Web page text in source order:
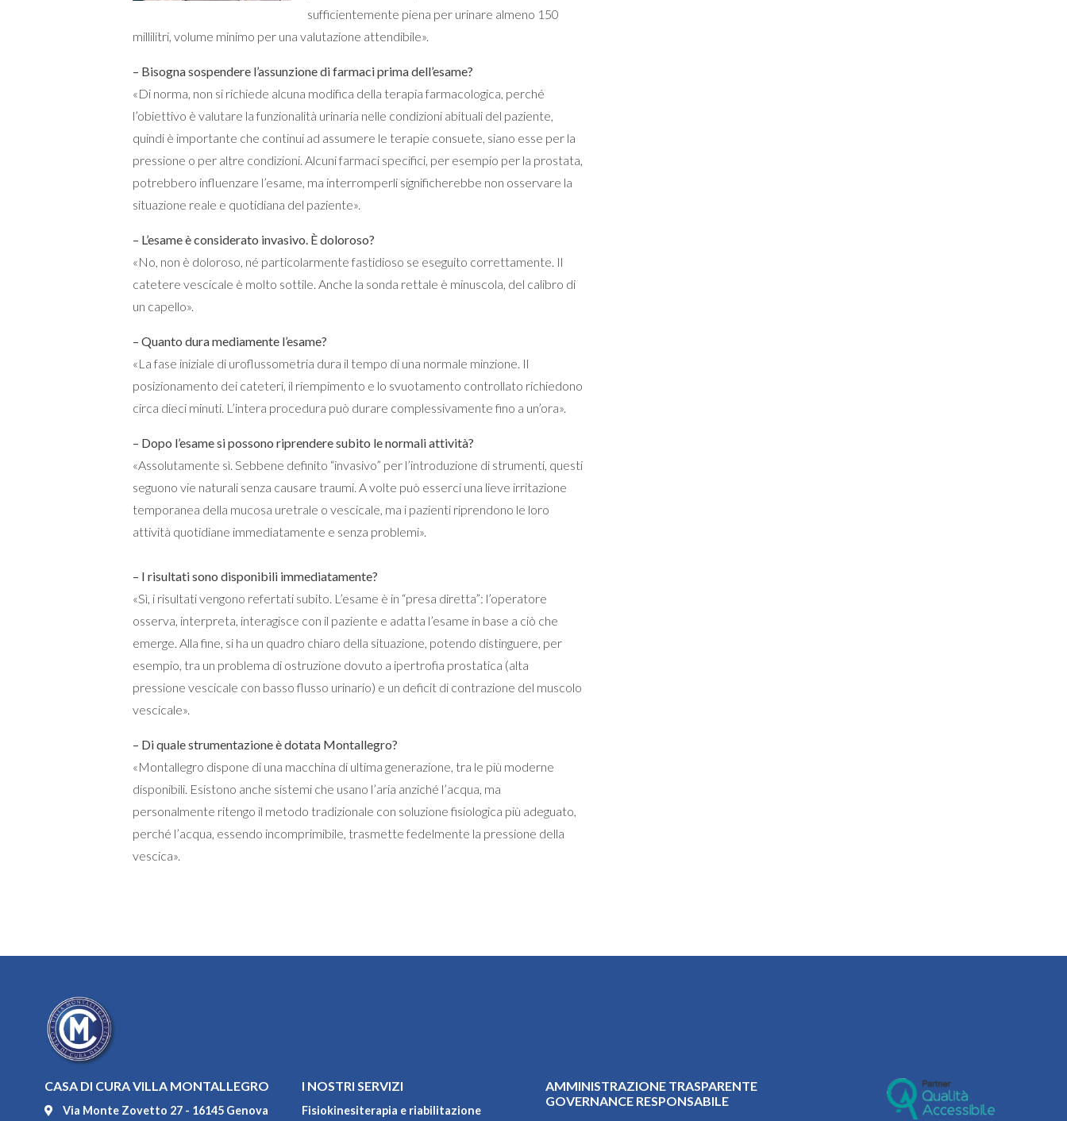
sufficientemente piena per urinare almeno 150
millilitri, volume minimo per una valutazione attendibile».
– Bisogna sospendere l’assunzione di farmaci prima dell’esame?
«Di norma, non si richiede alcuna modifica della terapia farmacologica, perché
l’obiettivo è valutare la funzionalità urinaria nelle condizioni abituali del paziente,
quindi è importante che continui ad assumere le terapie consuete, siano esse per la
pressione o per altre condizioni. Alcuni farmaci specifici, per esempio per la prostata,
potrebbero influenzare l’esame, ma interromperli significherebbe non osservare la
situazione reale e quotidiana del paziente».
– L’esame è considerato invasivo. È doloroso?
«No, non è doloroso, né particolarmente fastidioso se eseguito correttamente. Il
catetere vescicale è molto sottile. Anche la sonda rettale è minuscola, del calibro di
un capello».
– Quanto dura mediamente l’esame?
«La fase iniziale di uroflussometria dura il tempo di una normale minzione. Il
posizionamento dei cateteri, il riempimento e lo svuotamento controllato richiedono
circa dieci minuti. L’intera procedura può durare complessivamente fino a un’ora».
– Dopo l’esame si possono riprendere subito le normali attività?
«Assolutamente sì. Sebbene definito “invasivo” per l’introduzione di strumenti, questi
seguono vie naturali senza causare traumi. A volte può esserci una lieve irritazione
temporanea della mucosa uretrale o vescicale, ma i pazienti riprendono le loro
attività quotidiane immediatamente e senza problemi».
– I risultati sono disponibili immediatamente?
«Sì, i risultati vengono refertati subito. L’esame è in “presa diretta”: l’operatore
osserva, interpreta, interagisce con il paziente e adatta l’esame in base a ciò che
emerge. Alla fine, si ha un quadro chiaro della situazione, potendo distinguere, per
esempio, tra un problema di ostruzione dovuto a ipertrofia prostatica (alta
pressione vescicale con basso flusso urinario) e un deficit di contrazione del muscolo
vescicale».
– Di quale strumentazione è dotata Montallegro?
«Montallegro dispone di una macchina di ultima generazione, tra le più moderne
disponibili. Esistono anche sistemi che usano l’aria anziché l’acqua, ma
personalmente ritengo il metodo tradizionale con soluzione fisiologica più adeguato,
perché l’acqua, essendo incomprimibile, trasmette fedelmente la pressione della
vescica».
CASA DI CURA VILLA MONTALLEGRO
Via Monte Zovetto 27 - 16145 Genova
I NOSTRI SERVIZI
Fisiokinesiterapia e riabilitazione
AMMINISTRAZIONE TRASPARENTE
GOVERNANCE RESPONSABILE